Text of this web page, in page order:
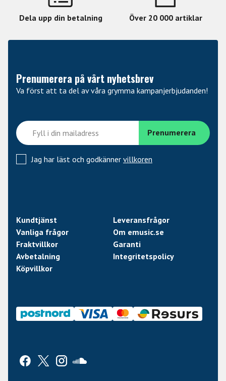
Dela upp din betalning Över 20 000 artiklar
Prenumerera på vårt nyhetsbrev
Va först att ta del av våra grymma kampanjerbjudanden!
Jag har läst och godkänner villkoren
Kundtjänst
Leveransfrågor
Vanliga frågor
Om emusic.se
Fraktvillkor
Garanti
Avbetalning
Integritetspolicy
Köpvillkor